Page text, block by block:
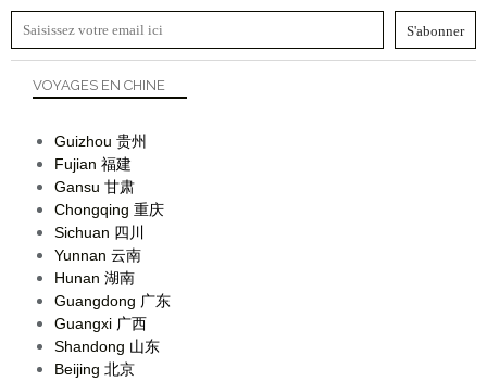
VOYAGES EN CHINE
Guizhou 贵州
Fujian 福建
Gansu 甘肃
Chongqing 重庆
Sichuan 四川
Yunnan 云南
Hunan 湖南
Guangdong 广东
Guangxi 广西
Shandong 山东
Beijing 北京